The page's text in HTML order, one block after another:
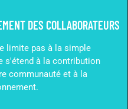
DES COLLABORATEURS
limite pas à la simple
s'étend à la contribution
communauté et à la